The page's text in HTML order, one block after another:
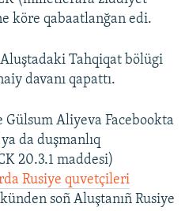
köre qabaatlanğan edi.
Aluştadaki Tahqiqat bölügi
davanı qapattı.
Gülsum Aliyeva Facebookta
da duşmanlıq
20.3.1 maddesi)
Rusiye quvetçileri
soñ Aluştanıñ Rusiye